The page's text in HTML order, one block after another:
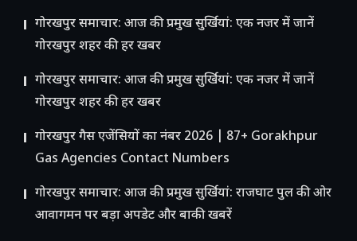
गोरखपुर समाचार: आज की प्रमुख सुर्खियां: एक नजर में जानें
गोरखपुर शहर की हर खबर
गोरखपुर समाचार: आज की प्रमुख सुर्खियां: एक नजर में जानें
गोरखपुर शहर की हर खबर
गोरखपुर गैस एजेंसियों का नंबर 2026 | 87+ Gorakhpur
Gas Agencies Contact Numbers
गोरखपुर समाचार: आज की प्रमुख सुर्खियां: राजघाट पुल की ओर
आवागमन पर बड़ा अपडेट और बाकी खबरें